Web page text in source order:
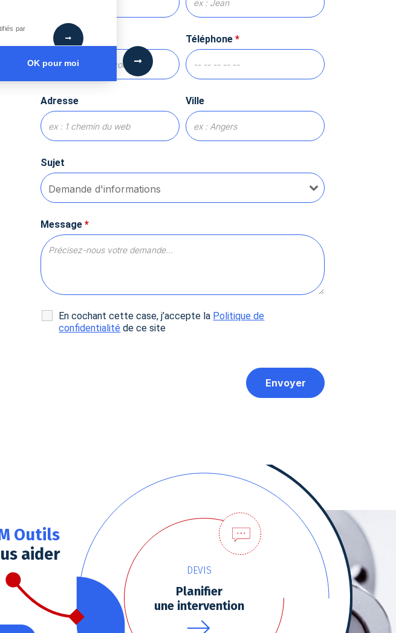
par
OK pour moi
et de gérer vos paramètres de confidentialité, en garantissant la conformité avec
Email* Téléphone*
Adresse Ville
Sujet
Message*
En cochant cette case, j’accepte la Politique de
confidentialité de ce site
Outils
aider
DEVIS
Planifier
une intervention